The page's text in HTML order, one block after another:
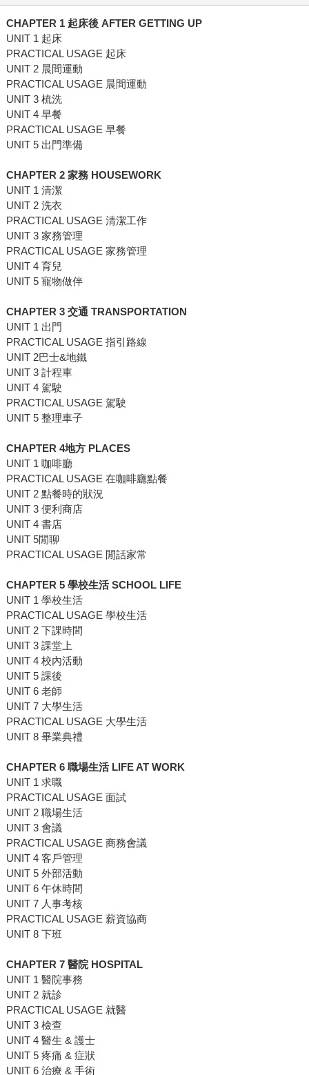
CHAPTER 1 起床後 AFTER GETTING UP
UNIT 1 起床
PRACTICAL USAGE 起床
UNIT 2 晨間運動
PRACTICAL USAGE 晨間運動
UNIT 3 梳洗
UNIT 4 早餐
PRACTICAL USAGE 早餐
UNIT 5 出門準備
CHAPTER 2 家務 HOUSEWORK
UNIT 1 清潔
UNIT 2 洗衣
PRACTICAL USAGE 清潔工作
UNIT 3 家務管理
PRACTICAL USAGE 家務管理
UNIT 4 育兒
UNIT 5 寵物做伴
CHAPTER 3 交通 TRANSPORTATION
UNIT 1 出門
PRACTICAL USAGE 指引路線
UNIT 2巴士&地鐵
UNIT 3 計程車
UNIT 4 駕駛
PRACTICAL USAGE 駕駛
UNIT 5 整理車子
CHAPTER 4地方 PLACES
UNIT 1 咖啡廳
PRACTICAL USAGE 在咖啡廳點餐
UNIT 2 點餐時的狀況
UNIT 3 便利商店
UNIT 4 書店
UNIT 5閒聊
PRACTICAL USAGE 閒話家常
CHAPTER 5 學校生活 SCHOOL LIFE
UNIT 1 學校生活
PRACTICAL USAGE 學校生活
UNIT 2 下課時間
UNIT 3 課堂上
UNIT 4 校內活動
UNIT 5 課後
UNIT 6 老師
UNIT 7 大學生活
PRACTICAL USAGE 大學生活
UNIT 8 畢業典禮
CHAPTER 6 職場生活 LIFE AT WORK
UNIT 1 求職
PRACTICAL USAGE 面試
UNIT 2 職場生活
UNIT 3 會議
PRACTICAL USAGE 商務會議
UNIT 4 客戶管理
UNIT 5 外部活動
UNIT 6 午休時間
UNIT 7 人事考核
PRACTICAL USAGE 薪資協商
UNIT 8 下班
CHAPTER 7 醫院 HOSPITAL
UNIT 1 醫院事務
UNIT 2 就診
PRACTICAL USAGE 就醫
UNIT 3 檢查
UNIT 4 醫生 & 護士
UNIT 5 疼痛 & 症狀
UNIT 6 治療 & 手術